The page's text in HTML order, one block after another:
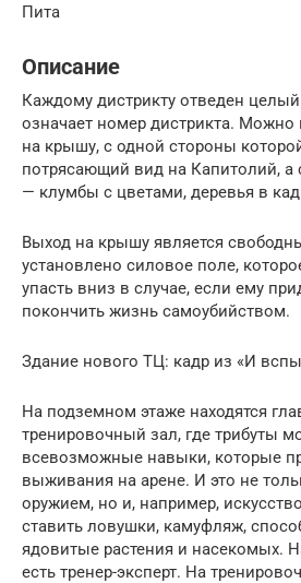
Пита
Описание
Каждому дистрикту отведен
означает номер дистрикта. Можно
на крышу, с одной стороны
потрясающий вид на Капитолий, а
— клумбы с цветами, деревья в
Выход на крышу является
установлено силовое поле,
упасть вниз в случае, если ему
покончить жизнь самоубийством.
Здание нового ТЦ: кадр из «И
На подземном этаже находятся
тренировочный зал, где трибуты
всевозможные навыки, которые
выживания на арене. И это не
оружием, но и, например,
ставить ловушки, камуфляж,
ядовитые растения и насекомых.
есть тренер-эксперт. На